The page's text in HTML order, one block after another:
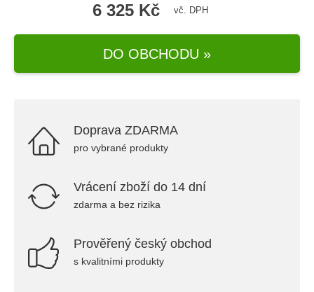
6 325 Kč vč. DPH
DO OBCHODU »
Doprava ZDARMA
pro vybrané produkty
Vrácení zboží do 14 dní
zdarma a bez rizika
Prověřený český obchod
s kvalitními produkty